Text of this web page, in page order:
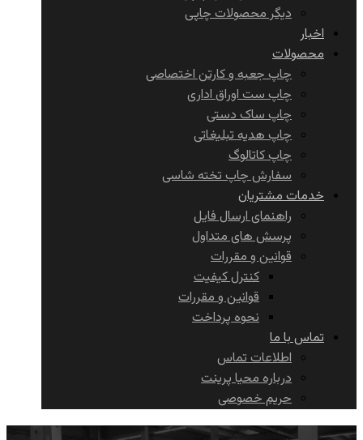
دیگر محصولات چاپی
اخبار
محصولات
چاپ جعبه و کارتن اختصاصی
چاپ ست اوراق اداری
چاپ ساک دستی
چاپ هدیه تبلیغاتی
چاپ کاتالوگ
سفارش چاپ تخته شاسی
خدمات مشتریان
راهنمای ارسال فایل
پرسش های متداول
قوانین و مقررات
کنترل کیفیت
قوانین و مقررات
نحوه پرداخت
تماس با ما
اطلاعات تماس
درباره محیا پرینت
حریم خصوصی